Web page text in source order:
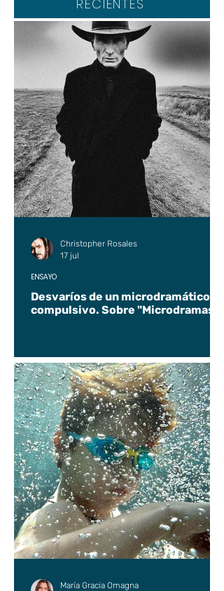
RECIENTES
Desvaríos de un microdramático
compulsivo. Sobre "Microdramas".
ENSAYO
Christopher Rosales
17 jul
María Gracia Omagna